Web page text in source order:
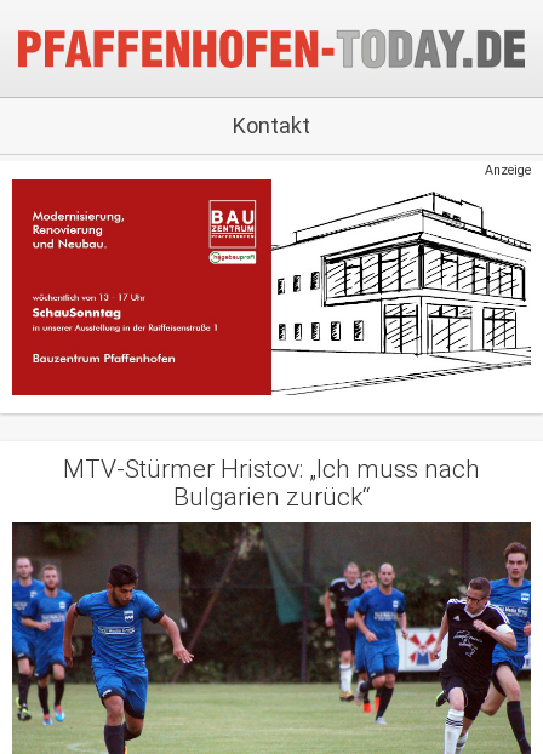
Kontakt
Anzeige
MTV-Stürmer Hristov: „Ich muss nach
Bulgarien zurück“